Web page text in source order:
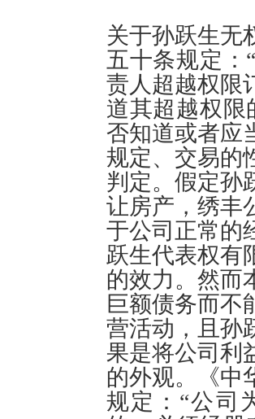
关于孙跃生无
五十条规定 ：
责人超越权限
道其超越权限
否知道或者应
规定、 交易的
判定。 假定孙
让房产 ， 绣丰
于公司正常的
跃生代表权有
的效力 。 然而
巨额债务而不
营活动 ，
且孙
果是将公司利
的外观。《中
规定 ：“公司